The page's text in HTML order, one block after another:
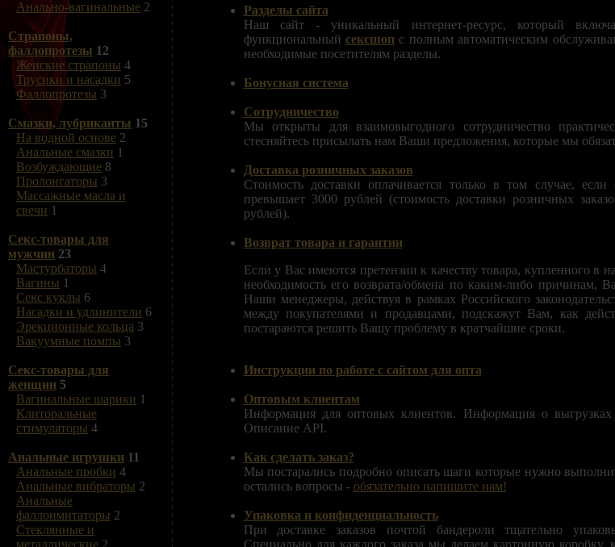
Анально-вагинальные 2
Страпоны,
фаллопротезы 12
Женские страпоны 4
Трусики и насадки 5
Фаллопротезы 3
Смазки, лубриканты 15
На водной основе 2
Анальные смазки 1
Возбуждающие 8
Пролонгаторы 3
Массажные масла и
свечи 1
Секс-товары для
мужчин 23
Мастурбаторы 4
Вагины 1
Секс куклы 6
Насадки и удлинители 6
Эрекционные кольца 3
Вакуумные помпы 3
Секс-товары для
женщин 5
Вагинальные шарики 1
Клиторальные
стимуляторы 4
Анальные игрушки 11
Анальные пробки 4
Анальные вибраторы 2
Анальные
фаллоимитаторы 2
Стеклянные и
металлические 2
Разделы сайта
Наш сайт - уникальный интернет-ресурс, который
функциональный сексшопс полным автоматическим
необходимые посетителям разделы.
Бонусная система
Сотрудничество
Мы открыты для взаимовыгодного сотрудничество
стесняйтесь присылать нам Ваши предложения, которые мы
Доставка розничных заказов
Стоимость доставки оплачивается только в том случае,
превышает 3000 рублей (стоимость доставки розничных
рублей).
Возврат товара и гарантии
Если у Вас имеются претензии к качеству товара, купленного в
необходимость его возврата/обмена по каким-либо причинам,
Наши менеджеры, действуя в рамках Российского
между покупателями и продавцами, подскажут Вам, как
постараются решить Вашу проблему в кратчайшие сроки.
Инструкции по работе с сайтом для опта
Оптовым клиентам
Информация для оптовых клиентов. Информация о
Описание API.
Как сделать заказ?
Мы постарались подробно описать шаги которые нужно
остались вопросы - обязательно напишите нам!
Упаковка и конфиденциальность
При доставке заказов почтой бандероли тщательно
Специально для каждого заказа мы делаем картонную коробку,